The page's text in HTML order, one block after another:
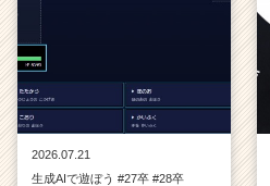
2026.07.21
生成AIで遊ぼう #27卒 #28卒